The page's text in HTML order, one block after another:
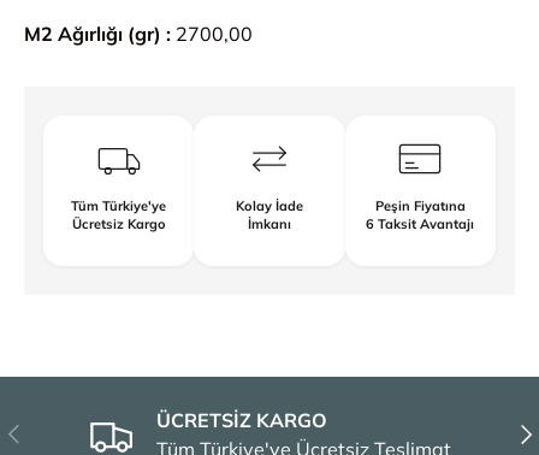
M2 Ağırlığı (gr) : 2700,00
Tüm Türkiye'ye
Ücretsiz Kargo
Kolay İade
İmkanı
Peşin Fiyatına
6 Taksit Avantajı
Önceki
ÜCRETSİZ KARGO
Tüm Türkiye'ye Ücretsiz Teslimat